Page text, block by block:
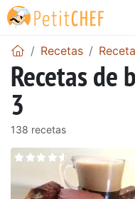
Recetas
Recetas de
3
138 recetas